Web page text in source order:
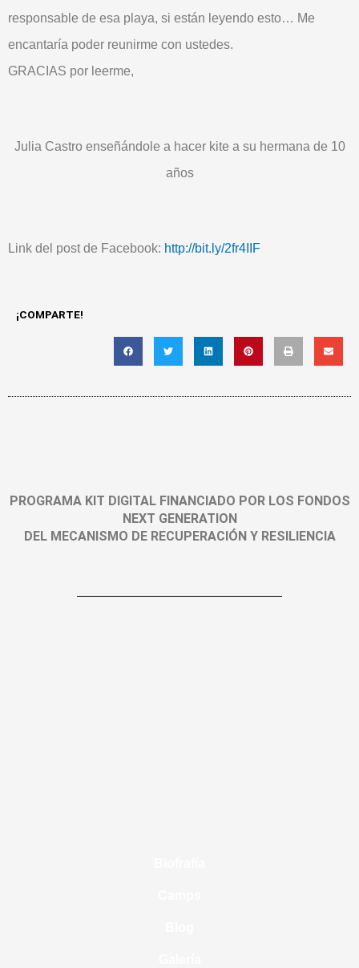
responsable de esa playa, si están leyendo esto… Me
encantaría poder reunirme con ustedes.
GRACIAS por leerme,
Julia Castro enseñándole a hacer kite a su hermana de 10
años
Link del post de Facebook: http://bit.ly/2fr4IIF
¡COMPARTE!
PROGRAMA KIT DIGITAL FINANCIADO POR LOS FONDOS
NEXT GENERATION
DEL MECANISMO DE RECUPERACIÓN Y RESILIENCIA